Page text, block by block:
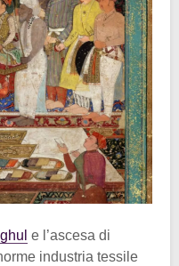
e l’ascesa di
industria tessile